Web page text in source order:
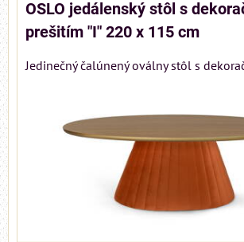
OSLO jedálenský stôl s
prešitím "I" 220 x 115 cm
Jedinečný čalúnený oválny stôl s